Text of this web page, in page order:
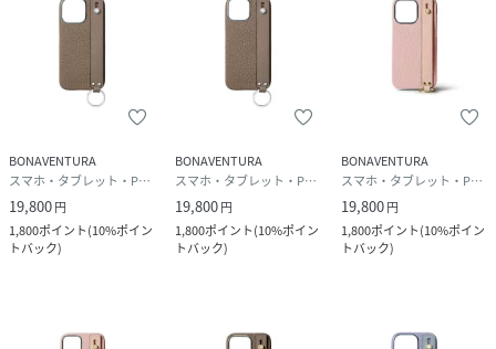
BONAVENTURA
スマホ・タブレット・PCケース/カバー
19,800円
1,800ポイント(10%ポイン
トバック)
BONAVENTURA
スマホ・タブレット・PCケース/カバー
19,800円
1,800ポイント(10%ポイン
トバック)
BONAVENTURA
スマホ・タブレット・PCケース/カバー
19,800円
1,800ポイント(10%ポイン
トバック)